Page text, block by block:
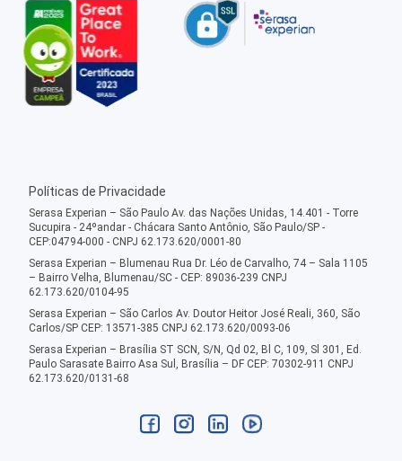
Políticas de Privacidade
Serasa Experian – São Paulo Av. das Nações Unidas, 14.401 - Torre
Sucupira - 24ºandar - Chácara Santo Antônio, São Paulo/SP -
CEP:04794-000 - CNPJ 62.173.620/0001-80
Serasa Experian – Blumenau Rua Dr. Léo de Carvalho, 74 – Sala 1105
– Bairro Velha, Blumenau/SC - CEP: 89036-239 CNPJ
62.173.620/0104-95
Serasa Experian – São Carlos Av. Doutor Heitor José Reali, 360, São
Carlos/SP CEP: 13571-385 CNPJ 62.173.620/0093-06
Serasa Experian – Brasília ST SCN, S/N, Qd 02, Bl C, 109, Sl 301, Ed.
Paulo Sarasate Bairro Asa Sul, Brasília – DF CEP: 70302-911 CNPJ
62.173.620/0131-68